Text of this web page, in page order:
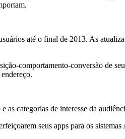
até o final de 2013. As
comportamento-conversão de
as categorias de interesse da
seus apps para os